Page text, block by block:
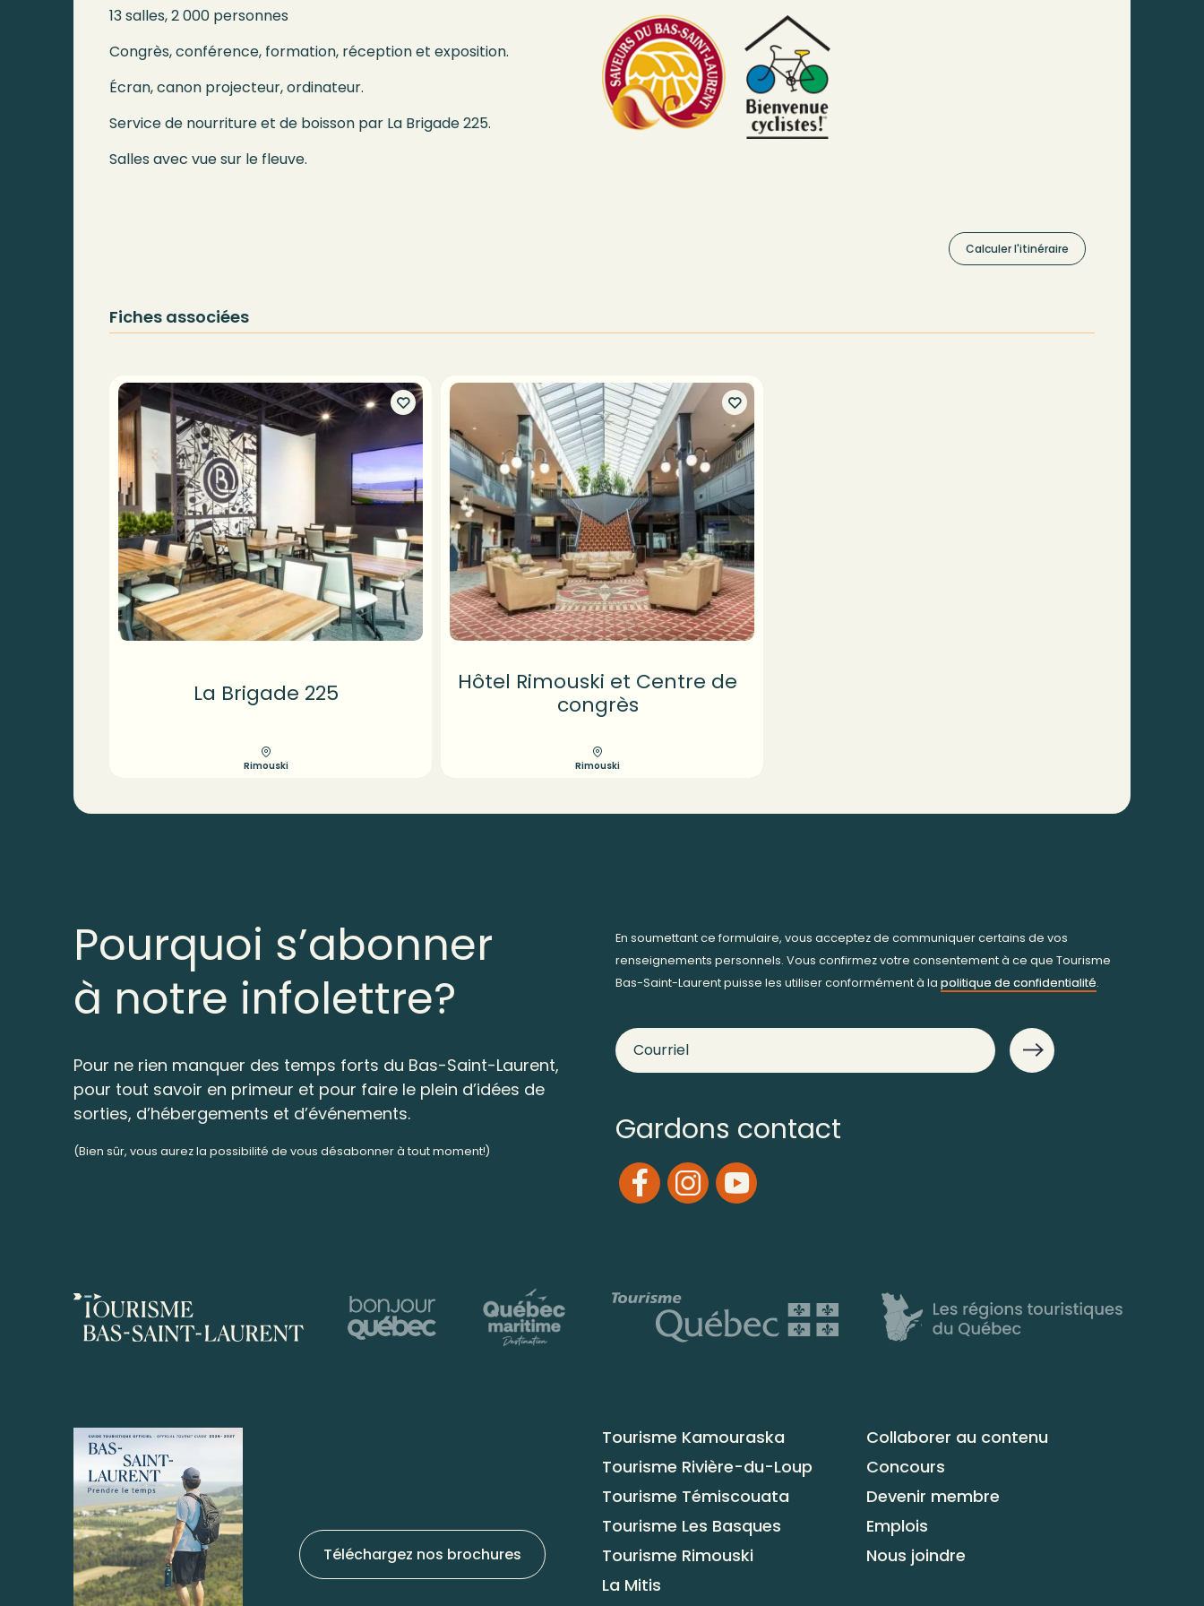
13 salles, 2 000 personnes
Congrès, conférence, formation, réception et exposition.
Écran, canon projecteur, ordinateur.
Service de nourriture et de boisson par La Brigade 225.
Salles avec vue sur le fleuve.
Calculer l'itinéraire
Fiches associées
La Brigade 225
Rimouski
Hôtel Rimouski et Centre de
congrès
Rimouski
Pourquoi s’abonner
à notre infolettre?
Pour ne rien manquer des temps forts du Bas-Saint-Laurent,
pour tout savoir en primeur et pour faire le plein d’idées de
sorties, d’hébergements et d’événements.
(Bien sûr, vous aurez la possibilité de vous désabonner à tout moment!)
En soumettant ce formulaire, vous acceptez de communiquer certains de vos
renseignements personnels. Vous confirmez votre consentement à ce que Tourisme
Bas-Saint-Laurent puisse les utiliser conformément à la politique de confidentialité.
Gardons contact
Téléchargez nos brochures
Tourisme Kamouraska
Tourisme Rivière-du-Loup
Tourisme Témiscouata
Tourisme Les Basques
Tourisme Rimouski
La Mitis
Collaborer au contenu
Concours
Devenir membre
Emplois
Nous joindre